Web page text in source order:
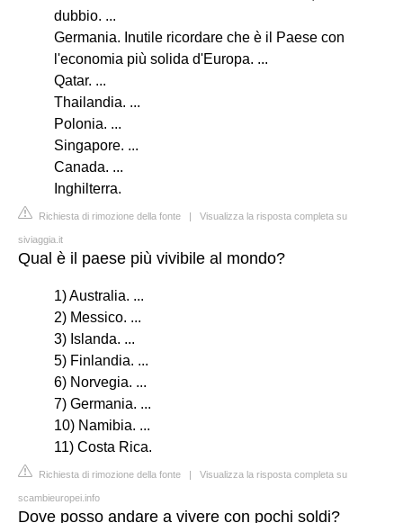
dubbio. ...
Germania. Inutile ricordare che è il Paese con
l'economia più solida d'Europa. ...
Qatar. ...
Thailandia. ...
Polonia. ...
Singapore. ...
Canada. ...
Inghilterra.
Richiesta di rimozione della fonte | Visualizza la risposta completa su
siviaggia.it
Qual è il paese più vivibile al mondo?
1) Australia. ...
2) Messico. ...
3) Islanda. ...
5) Finlandia. ...
6) Norvegia. ...
7) Germania. ...
10) Namibia. ...
11) Costa Rica.
Richiesta di rimozione della fonte | Visualizza la risposta completa su
scambieuropei.info
Dove posso andare a vivere con pochi soldi?